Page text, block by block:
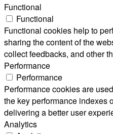
Functional
Functional
Functional cookies help to
sharing the content of the
collect feedbacks, and other
Performance
Performance
Performance cookies are
the key performance indexes
delivering a better user
Analytics